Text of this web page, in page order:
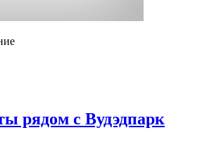
рядом с Вудэдпарк